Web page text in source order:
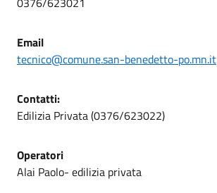
Email
tecnico@comune.san-benedetto-po.mn.it
Contatti:
Edilizia Privata (0376/623022)
Operatori
Alai Paolo- edilizia privata